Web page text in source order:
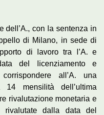
dell’A., con la sentenza in
di Milano, in sede di
di lavoro tra l’A. e
del licenziamento e
all’A. una
mensilità dell’ultima
rivalutazione monetaria e
rivalutate dalla data del